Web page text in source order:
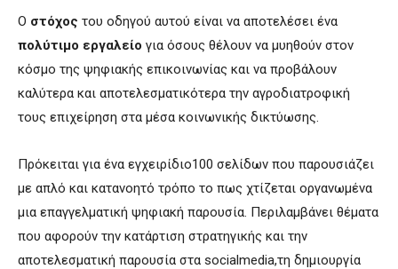
Ο στόχος του οδηγού αυτού είναι να αποτελέσει ένα
πολύτιμο εργαλείο για όσους θέλουν να μυηθούν στον
κόσμο της ψηφιακής επικοινωνίας και να προβάλουν
καλύτερα και αποτελεσματικότερα την αγροδιατροφική
τους επιχείρηση στα μέσα κοινωνικής δικτύωσης.
Πρόκειται για ένα εγχειρίδιο100 σελίδων που παρουσιάζει
με απλό και κατανοητό τρόπο το πως χτίζεται οργανωμένα
μια επαγγελματική ψηφιακή παρουσία. Περιλαμβάνει θέματα
που αφορούν την κατάρτιση στρατηγικής και την
αποτελεσματική παρουσία στα socialmedia,τη δημιουργία